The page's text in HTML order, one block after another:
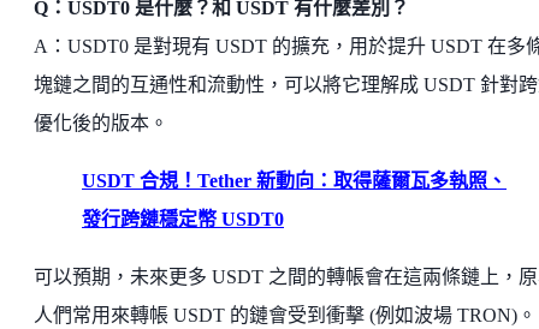
Q：USDT0 是什麼？和 USDT 有什麼差別？
A：USDT0 是對現有 USDT 的擴充，用於提升 USDT 在多
塊鏈之間的互通性和流動性，可以將它理解成 USDT 針對
優化後的版本。
USDT 合規！Tether 新動向：取得薩爾瓦多執照、
發行跨鏈穩定幣 USDT0
可以預期，未來更多 USDT 之間的轉帳會在這兩條鏈上，
人們常用來轉帳 USDT 的鏈會受到衝擊 (例如波場 TRON)。